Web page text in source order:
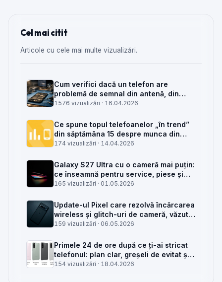
Cel mai citit
Articole cu cele mai multe vizualizări.
Cum verifici dacă un telefon are
problemă de semnal din antenă, din
placa de bază sau din rețea
1576 vizualizări · 16.04.2026
Ce spune topul telefoanelor „în trend”
din săptămâna 15 despre munca din
service GSM
174 vizualizări · 14.04.2026
Galaxy S27 Ultra cu o cameră mai puțin:
ce înseamnă pentru service, piese și
client
165 vizualizări · 01.05.2026
Update-ul Pixel care rezolvă încărcarea
wireless și glitch-uri de cameră, văzut
din service
159 vizualizări · 06.05.2026
Primele 24 de ore după ce ți-ai stricat
telefonul: plan clar, greșeli de evitat și
când mai merită reparat
154 vizualizări · 18.04.2026